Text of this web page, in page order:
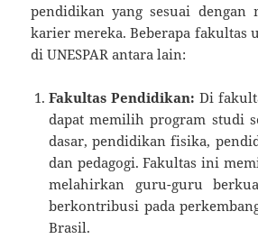
pendidikan yang sesuai
karier mereka. Beberapa fakultas
di UNESPAR antara lain:
Fakultas Pendidikan: Di
dapat memilih program studi
dasar, pendidikan fisika,
dan pedagogi. Fakultas ini
melahirkan guru-guru
berkontribusi pada
Brasil.